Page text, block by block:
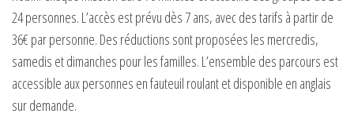
24 personnes. L’accès est prévu dès 7 ans, avec des tarifs à partir de
36€ par personne. Des réductions sont proposées les mercredis,
samedis et dimanches pour les familles. L’ensemble des parcours est
accessible aux personnes en fauteuil roulant et disponible en anglais
sur demande.